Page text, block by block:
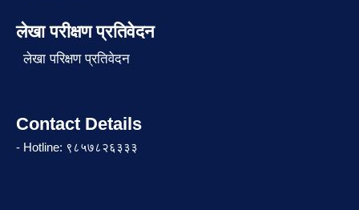
लेखा परीक्षण प्रतिवेदन
लेखा परिक्षण प्रतिवेदन
Contact Details
- Hotline: ९८५७८२६३३३